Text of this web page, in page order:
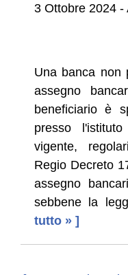
3 Ottobre 2024 -
Una banca non
assegno
beneficiario è
presso
vigente,
Regio Decreto
assegno
sebbene la
tutto » ]